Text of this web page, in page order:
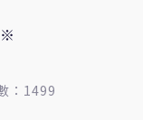
※
：1499